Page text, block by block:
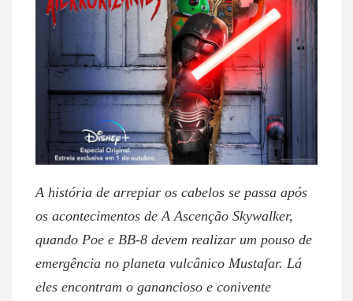
A história de arrepiar os cabelos se passa após
os acontecimentos de A Ascenção Skywalker,
quando Poe e BB-8 devem realizar um pouso de
emergência no planeta vulcânico Mustafar. Lá
eles encontram o ganancioso e conivente